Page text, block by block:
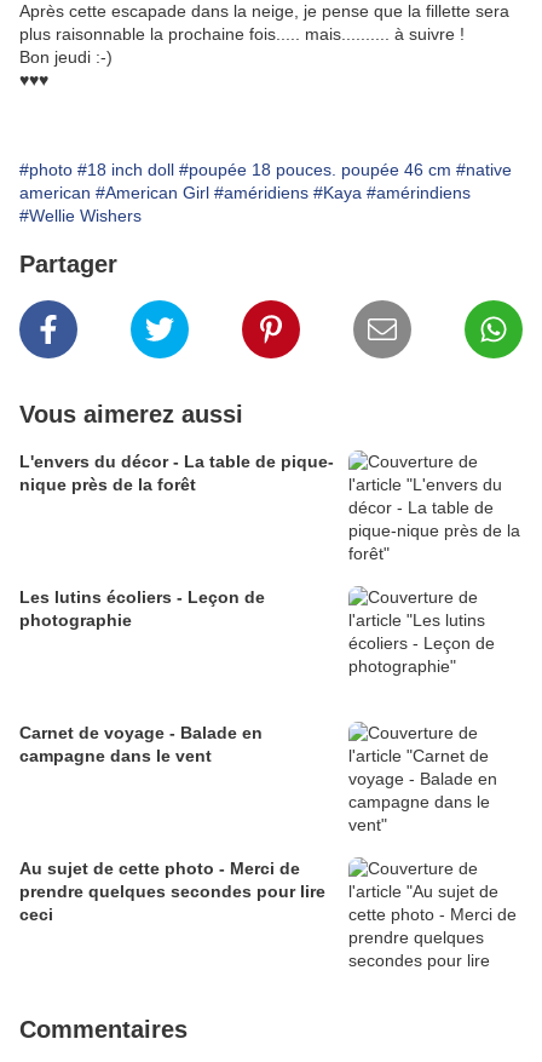
Après cette escapade dans la neige, je pense que la fillette sera
plus raisonnable la prochaine fois..... mais.......... à suivre !
Bon jeudi :-)
♥♥♥
#photo #18 inch doll #poupée 18 pouces. poupée 46 cm #native
american #American Girl #améridiens #Kaya #amérindiens
#Wellie Wishers
Partager
Vous aimerez aussi
L'envers du décor - La table de pique-
nique près de la forêt
Les lutins écoliers - Leçon de
photographie
Carnet de voyage - Balade en
campagne dans le vent
Au sujet de cette photo - Merci de
prendre quelques secondes pour lire
ceci
Commentaires